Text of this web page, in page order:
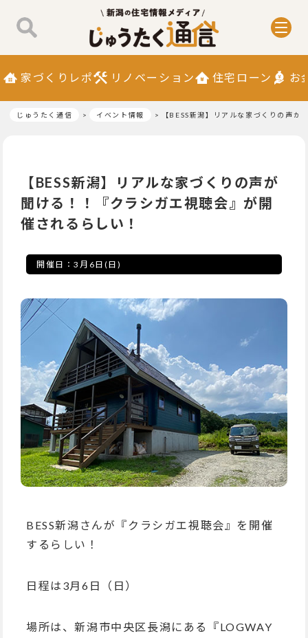
家づくりレポ リノベーション 住宅ローン お
じゅうたく通信 イベント情報 【BESS新潟】リアルな家づくりの声
【BESS新潟】リアルな家づくりの声が
聞ける！！『クラシガエ視聴会』が開
催されるらしい！
開催日：3月6日(日)
BESS新潟さんが『クラシガエ視聴会』を開催
するらしい！
日程は3月6日（日）
場所は、新潟市中央区長潟にある『LOGWAY